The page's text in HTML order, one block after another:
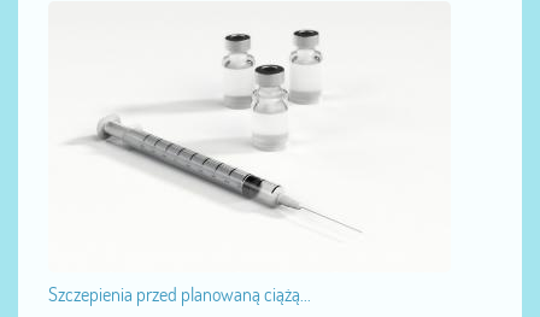
Szczepienia przed planowaną ciążą...